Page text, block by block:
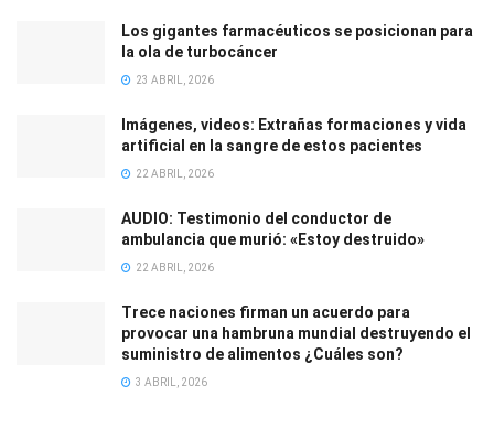
Los gigantes farmacéuticos se posicionan para
la ola de turbocáncer
23 ABRIL, 2026
Imágenes, videos: Extrañas formaciones y vida
artificial en la sangre de estos pacientes
22 ABRIL, 2026
AUDIO: Testimonio del conductor de
ambulancia que murió: «Estoy destruido»
22 ABRIL, 2026
Trece naciones firman un acuerdo para
provocar una hambruna mundial destruyendo el
suministro de alimentos ¿Cuáles son?
3 ABRIL, 2026